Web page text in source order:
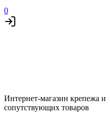
0
Интернет-магазин крепежа и
сопутствующих товаров